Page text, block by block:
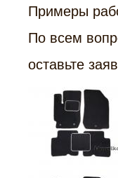
Примеры
По всем
оставьте